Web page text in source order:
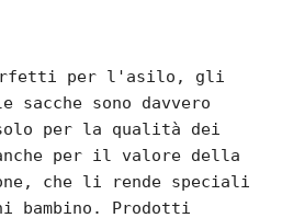
per l'asilo, gli
sacche sono davvero
per la qualità dei
per il valore della
che li rende speciali
bambino. Prodotti